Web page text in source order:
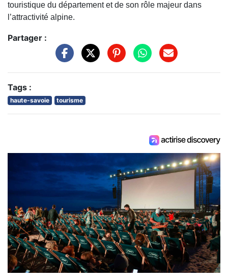
touristique du département et de son rôle majeur dans
l’attractivité alpine.
Partager :
Tags :
haute-savoie tourisme